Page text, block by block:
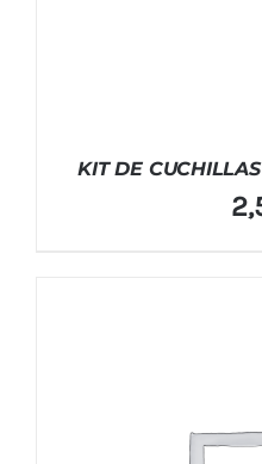
KIT DE